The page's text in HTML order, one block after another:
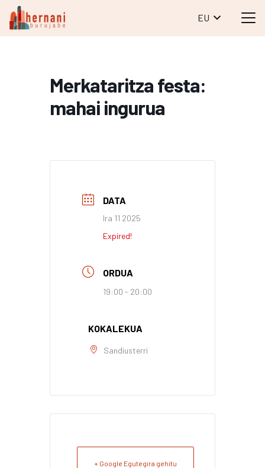
EU
Merkataritza festa:
mahai ingurua
DATA
Ira 11 2025
Expired!
ORDUA
19:00 - 20:00
KOKALEKUA
Sandiusterri
+ Google Egutegira gehitu